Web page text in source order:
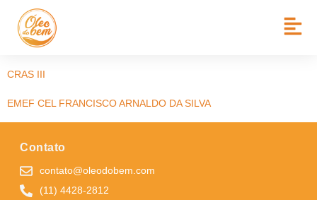
BAIRRO:
CCI – CENTRO DE CONVIVÊNCIA DE IDOSOS
CRAS III
EMEF CEL FRANCISCO ARNALDO DA SILVA
Contato
contato@oleodobem.com
(11) 4428-2812